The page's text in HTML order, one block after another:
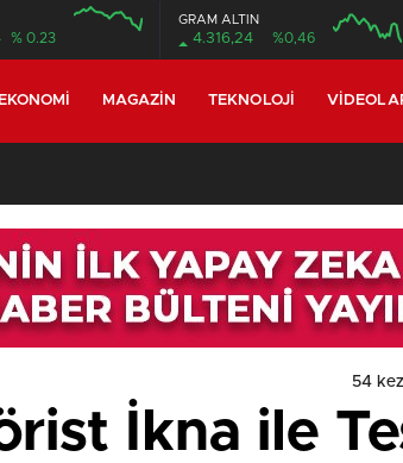
% 0.23
GRAM ALTIN
4.316,24 %0,46
EKONOMI MAGAZIN TEKNOLOJI
54
İkna ile